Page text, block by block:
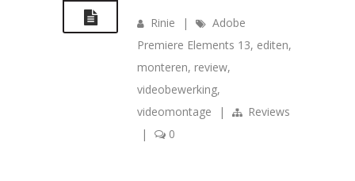
Rinie |
Adobe
Premiere Elements 13, editen,
monteren, review,
videobewerking,
videomontage
|
Reviews
|
0